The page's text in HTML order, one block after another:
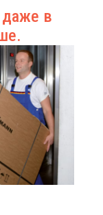
даже в